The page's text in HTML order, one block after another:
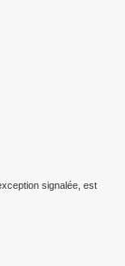
signalée, est